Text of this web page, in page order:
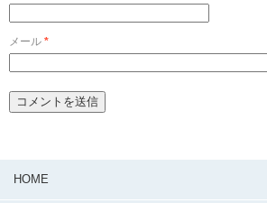
メール *
HOME